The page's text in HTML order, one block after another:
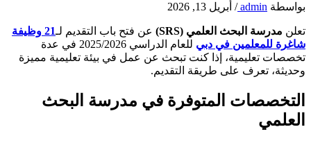
بواسطة admin
/ أبريل 13, 2026
تعلن مدرسة البحث العلمي (SRS) عن فتح باب التقديم لـ
21 وظيفة
شاغرة للمعلمين في دبي
للعام الدراسي 2025/2026 في عدة
تخصصات تعليمية، إذا كنت تبحث عن عمل في بيئة تعليمية مميزة
وحديثة، تعرف على طريقة التقديم.
التخصصات المتوفرة في مدرسة البحث
العلمي